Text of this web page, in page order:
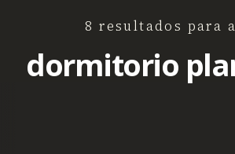
8 resultados para
dormitorio